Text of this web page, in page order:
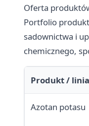
Oferta
Portfolio
sadownictwa i
chemicznego,
Produkt / linia
Azotan potasu